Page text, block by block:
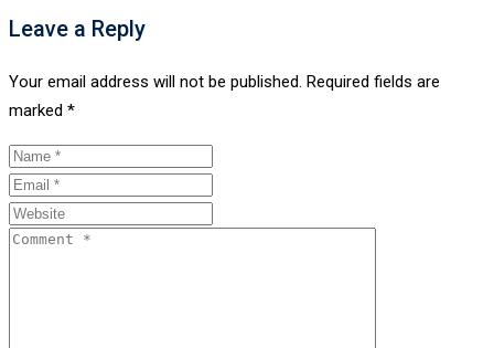
Leave a Reply
Your email address will not be published. Required fields are
marked *